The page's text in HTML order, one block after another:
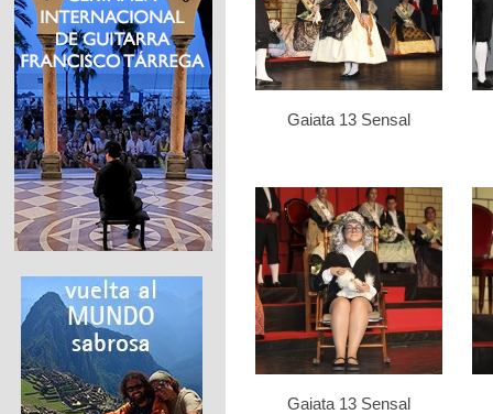
Gaiata 13 Sensal
Gaiata 13 Sensal